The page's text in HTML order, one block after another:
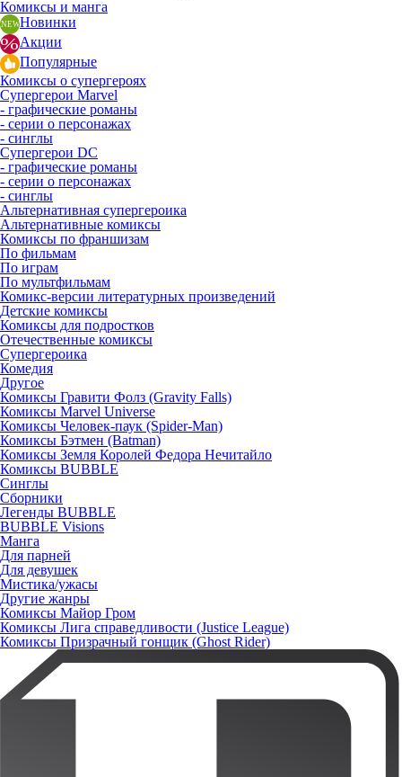
Комиксы и манга
Новинки
Акции
Популярные
Комиксы о супергероях
Супергерои Marvel
- графические романы
- серии о персонажах
- синглы
Супергерои DC
- графические романы
- серии о персонажах
- синглы
Альтернативная супергероика
Альтернативные комиксы
Комиксы по франшизам
По фильмам
По играм
По мультфильмам
Комикс-версии литературных произведений
Детские комиксы
Комиксы для подростков
Отечественные комиксы
Супергероика
Комедия
Другое
Комиксы Гравити Фолз (Gravity Falls)
Комиксы Marvel Universe
Комиксы Человек-паук (Spider-Man)
Комиксы Бэтмен (Batman)
Комиксы Земля Королей Федора Нечитайло
Комиксы BUBBLE
Синглы
Сборники
Легенды BUBBLE
BUBBLE Visions
Манга
Для парней
Для девушек
Мистика/ужасы
Другие жанры
Комиксы Майор Гром
Комиксы Лига справедливости (Justice League)
Комиксы Призрачный гонщик (Ghost Rider)